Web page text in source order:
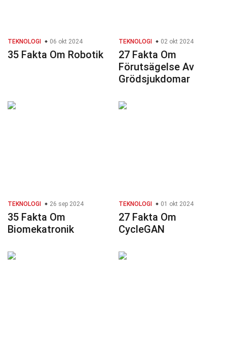
TEKNOLOGI 06 okt 2024
35 Fakta Om Robotik
TEKNOLOGI 02 okt 2024
27 Fakta Om
Förutsägelse Av
Grödsjukdomar
TEKNOLOGI 26 sep 2024
35 Fakta Om
Biomekatronik
TEKNOLOGI 01 okt 2024
27 Fakta Om
CycleGAN